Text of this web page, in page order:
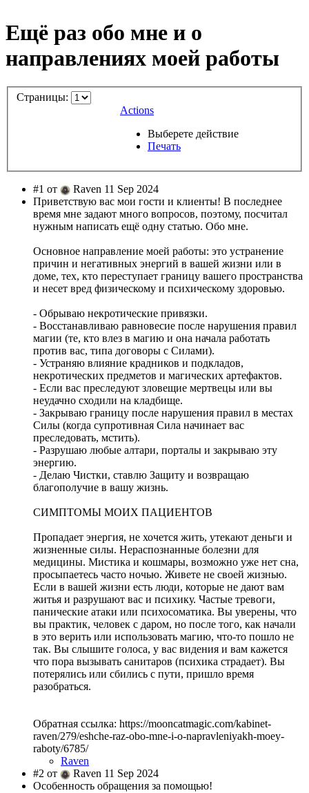
Ещё раз обо мне и о
направлениях моей работы
Страницы:
Actions
Выберете действие
Печать
#1 от
Raven 11 Sep 2024
Приветствую вас мои гости и клиенты! В последнее
время мне задают много вопросов, поэтому, посчитал
нужным написать ещё одну статью. Обо мне.
Основное направление моей работы: это устранение
причин и негативных энергий в вашей жизни или в
доме, тех, кто переступает границу вашего пространства
и несет вред физическому и психическому здоровью.
- Обрываю некротические привязки.
- Восстанавливаю равновесие после нарушения правил
магии (те, кто влез в магию и она начала работать
против вас, типа договоры с Силами).
- Устраняю влияние крадников и подкладов,
некротических предметов и магических артефактов.
- Если вас преследуют зловещие мертвецы или вы
неудачно сходили на кладбище.
- Закрываю границу после нарушения правил в местах
Силы (когда супротивная Сила начинает вас
преследовать, мстить).
- Разрушаю любые алтари, порталы и закрываю эту
энергию.
- Делаю Чистки, ставлю Защиту и возвращаю
благополучие в вашу жизнь.
СИМПТОМЫ МОИХ ПАЦИЕНТОВ
Пропадает энергия, не хочется жить, утекают деньги и
жизненные силы. Нераспознанные болезни для
медицины. Мистика и кошмары, возможно уже нет сна,
просыпаетесь часто ночью. Живете не своей жизнью.
Если в вашей жизни есть люди, которые не дают вам
житья и разрушают вас и психику. Частые тревоги,
панические атаки или психосоматика. Вы уверены, что
вы практик, человек с даром, но после того, как начали
в это верить или использовать магию, что-то пошло не
так. Вы слышите голоса, у вас видения и вам кажется
что пора вызывать санитаров (психика страдает). Вы
потерялись или сбились с пути, пришло время
разобраться.
Обратная ссылка: https://mooncatmagic.com/kabinet-
raven/279/eshche-raz-obo-mne-i-o-napravleniyakh-moey-
raboty/6785/
Raven
#2 от
Raven 11 Sep 2024
Особенность обращения за помощью!